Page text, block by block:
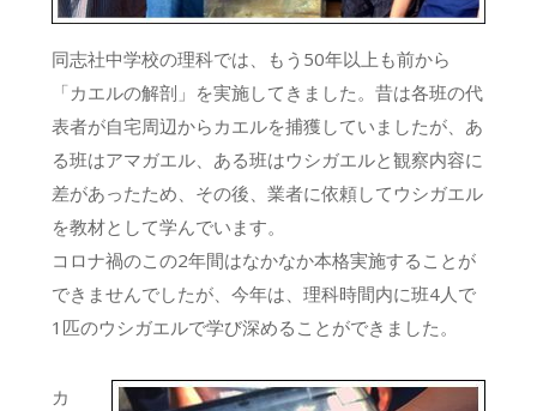
同志社中学校の理科では、もう50年以上も前から
「カエルの解剖」を実施してきました。昔は各班の代
表者が自宅周辺からカエルを捕獲していましたが、あ
る班はアマガエル、ある班はウシガエルと観察内容に
差があったため、その後、業者に依頼してウシガエル
を教材として学んでいます。
コロナ禍のこの2年間はなかなか本格実施することが
できませんでしたが、今年は、理科時間内に班4人で
1匹のウシガエルで学び深めることができました。
カ